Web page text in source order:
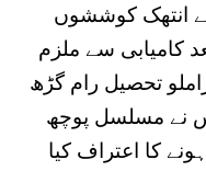
انتھک کوششوں
کامیابی سے ملزم
تحصیل رام گڑھ
نے مسلسل پوچھ
کا اعتراف کیا